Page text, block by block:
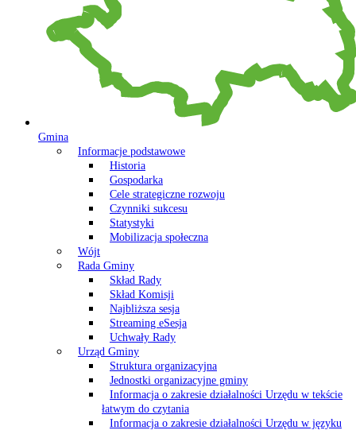
Gmina
Informacje podstawowe
Historia
Gospodarka
Cele strategiczne rozwoju
Czynniki sukcesu
Statystyki
Mobilizacja społeczna
Wójt
Rada Gminy
Skład Rady
Skład Komisji
Najbliższa sesja
Streaming eSesja
Uchwały Rady
Urząd Gminy
Struktura organizacyjna
Jednostki organizacyjne gminy
Informacja o zakresie działalności Urzędu w tekście
łatwym do czytania
Informacja o zakresie działalności Urzędu w języku